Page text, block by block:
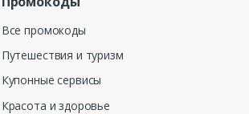
Все промокоды
Путешествия и туризм
Купонные сервисы
Красота и здоровье